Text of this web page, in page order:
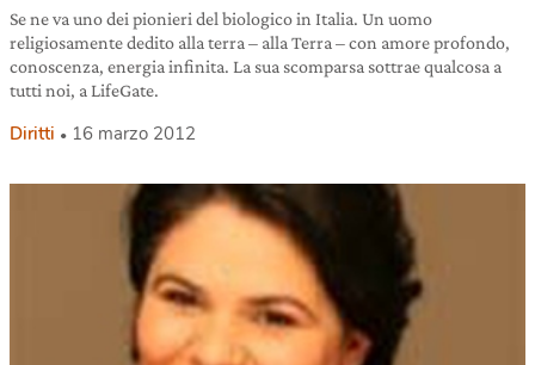
Se ne va uno dei pionieri del biologico in Italia. Un uomo
religiosamente dedito alla terra – alla Terra – con amore profondo,
conoscenza, energia infinita. La sua scomparsa sottrae qualcosa a
tutti noi, a LifeGate.
Diritti 16 marzo 2012